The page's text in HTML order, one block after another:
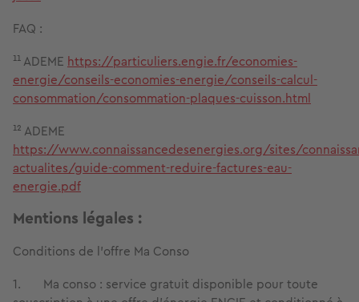
FAQ :
¹¹ ADEME https://particuliers.engie.fr/economies-
energie/conseils-economies-energie/conseils-calcul-
consommation/consommation-plaques-cuisson.html
¹² ADEME
https://www.connaissancedesenergies.org/sites/
actualites/guide-comment-reduire-factures-eau-
energie.pdf
Mentions légales :
Conditions de l’offre Ma Conso
1. Ma conso : service gratuit disponible pour toute